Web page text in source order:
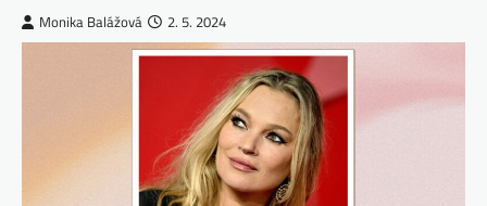
Monika Balážová 2. 5. 2024